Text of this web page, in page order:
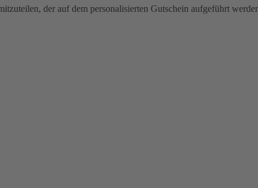
der auf dem personalisierten Gutschein aufgeführt